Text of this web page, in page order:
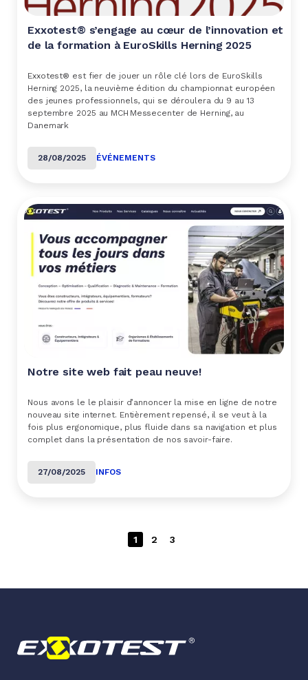
Exxotest® s’engage au cœur de l’innovation et
de la formation à EuroSkills Herning 2025
Exxotest® est fier de jouer un rôle clé lors de EuroSkills
Herning 2025, la neuvième édition du championnat européen
des jeunes professionnels, qui se déroulera du 9 au 13
septembre 2025 au MCH Messecenter de Herning, au
Danemark
28/08/2025 ÉVÉNEMENTS
Notre site web fait peau neuve!
Nous avons le le plaisir d’annoncer la mise en ligne de notre
nouveau site internet. Entièrement repensé, il se veut à la
fois plus ergonomique, plus fluide dans sa navigation et plus
complet dans la présentation de nos savoir-faire.
27/08/2025 INFOS
1 2 3